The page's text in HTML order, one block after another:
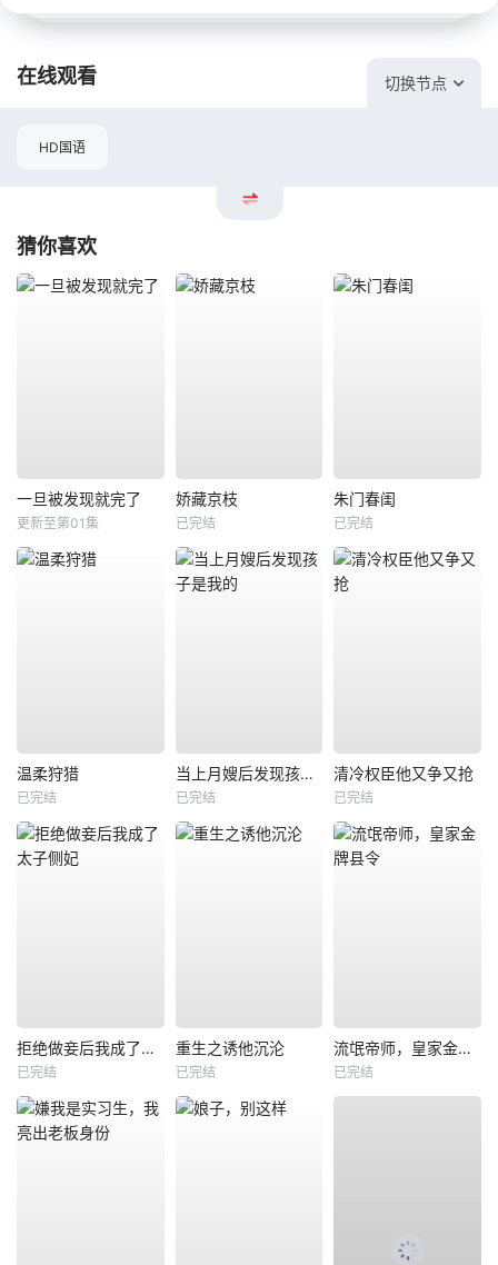
在线观看 切换节点
HD国语
猜你喜欢
一旦被发现就完了
更新至第01集
娇藏京枝
已完结
朱门春闺
已完结
温柔狩猎
已完结
当上月嫂后发现孩子是我的
已完结
清冷权臣他又争又抢
已完结
拒绝做妾后我成了太子侧妃
已完结
重生之诱他沉沦
已完结
流氓帝师，皇家金牌县令
已完结